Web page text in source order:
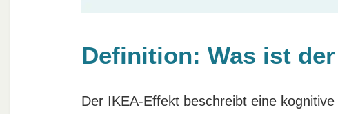
Definition: Was ist
Der IKEA-Effekt beschreibt eine